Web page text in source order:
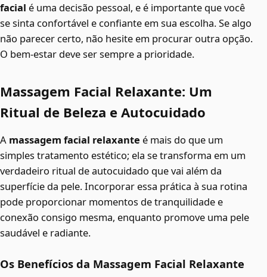
facial é uma decisão pessoal, e é importante que você
se sinta confortável e confiante em sua escolha. Se algo
não parecer certo, não hesite em procurar outra opção.
O bem-estar deve ser sempre a prioridade.
Massagem Facial Relaxante: Um
Ritual de Beleza e Autocuidado
A massagem facial relaxante é mais do que um
simples tratamento estético; ela se transforma em um
verdadeiro ritual de autocuidado que vai além da
superfície da pele. Incorporar essa prática à sua rotina
pode proporcionar momentos de tranquilidade e
conexão consigo mesma, enquanto promove uma pele
saudável e radiante.
Os Benefícios da Massagem Facial Relaxante